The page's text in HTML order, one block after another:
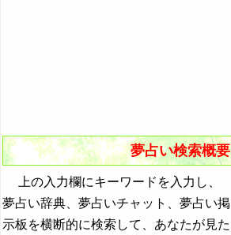
夢占い検索概要
上の入力欄にキーワードを入力し、
夢占い辞典、夢占いチャット、夢占い掲
示板を横断的に検索して、あなたが見た